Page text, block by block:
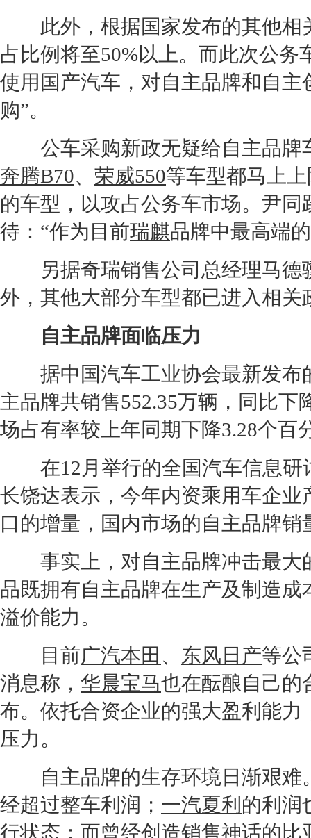
此外，根据国家发布的其他相
占比例将至50%以上。而此次公
使用国产汽车，对自主品牌和自主
购”。
公车采购新政无疑给自主品牌
奔腾B70、 荣威550等车型都马上
的车型，以攻占公务车市场。尹
待：“作为目前瑞麒品牌中最高端
另据奇瑞销售公司总经理马德
外，其他大部分车型都已进入相
自主品牌面临压力
据中国汽车工业协会最新发布
主品牌共销售552.35万辆，同比下
场占有率较上年同期下降3.28个百
在12月举行的全国汽车信息研
长饶达表示，今年内资乘用车企
口的增量，国内市场的自主品牌销
事实上，对自主品牌冲击最大
品既拥有自主品牌在生产及制造
溢价能力。
目前广汽本田 、 东风日产等公
消息称， 华晨宝马也在酝酿自己的
布。依托合资企业的强大盈利能
压力。
自主品牌的生存环境日渐艰难
经超过整车利润； 一汽夏利 的利润
行状态；而曾经创造销售神话的 比